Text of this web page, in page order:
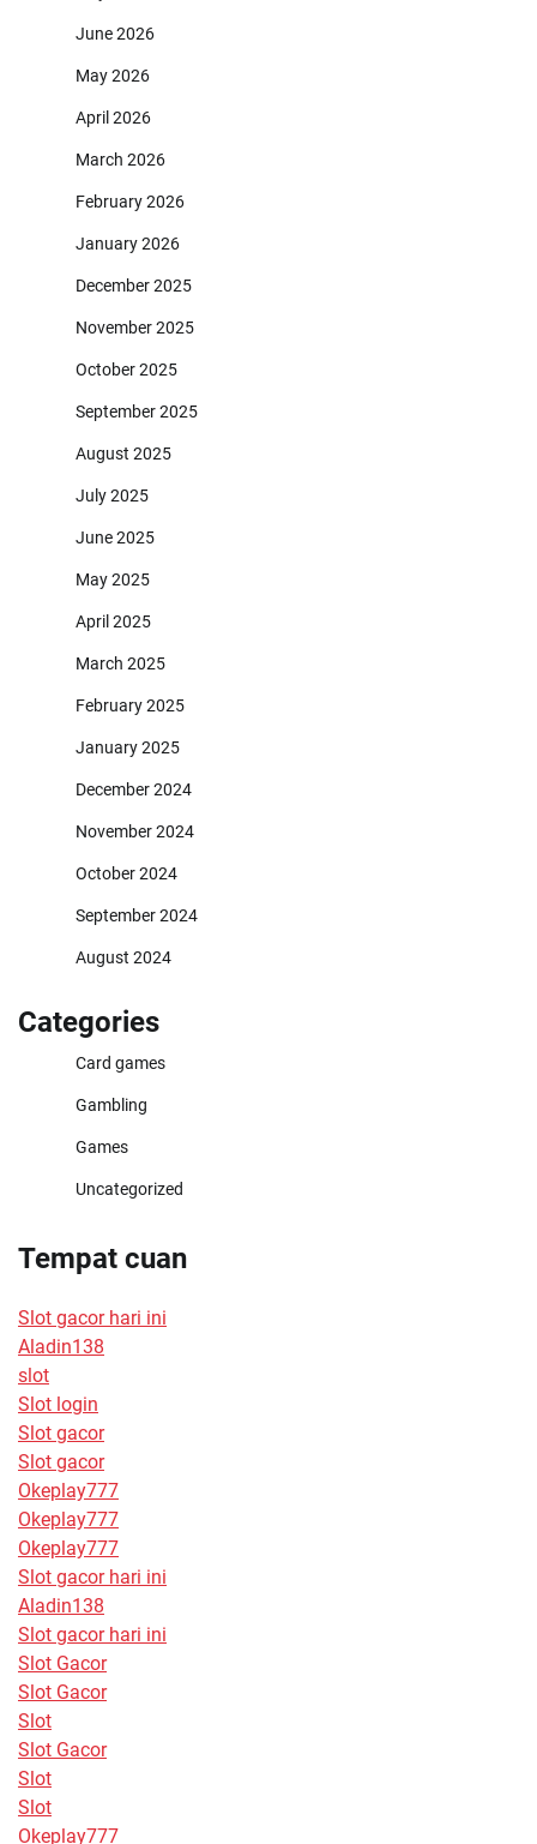
June 2026
May 2026
April 2026
March 2026
February 2026
January 2026
December 2025
November 2025
October 2025
September 2025
August 2025
July 2025
June 2025
May 2025
April 2025
March 2025
February 2025
January 2025
December 2024
November 2024
October 2024
September 2024
August 2024
Categories
Card games
Gambling
Games
Uncategorized
Tempat cuan
Slot gacor hari ini
Aladin138
slot
Slot login
Slot gacor
Slot gacor
Okeplay777
Okeplay777
Okeplay777
Slot gacor hari ini
Aladin138
Slot gacor hari ini
Slot Gacor
Slot Gacor
Slot
Slot Gacor
Slot
Slot
Okeplay777